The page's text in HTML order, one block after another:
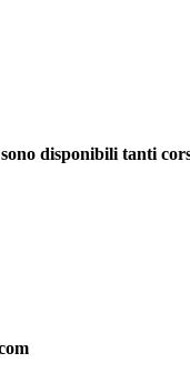
disponibili tanti